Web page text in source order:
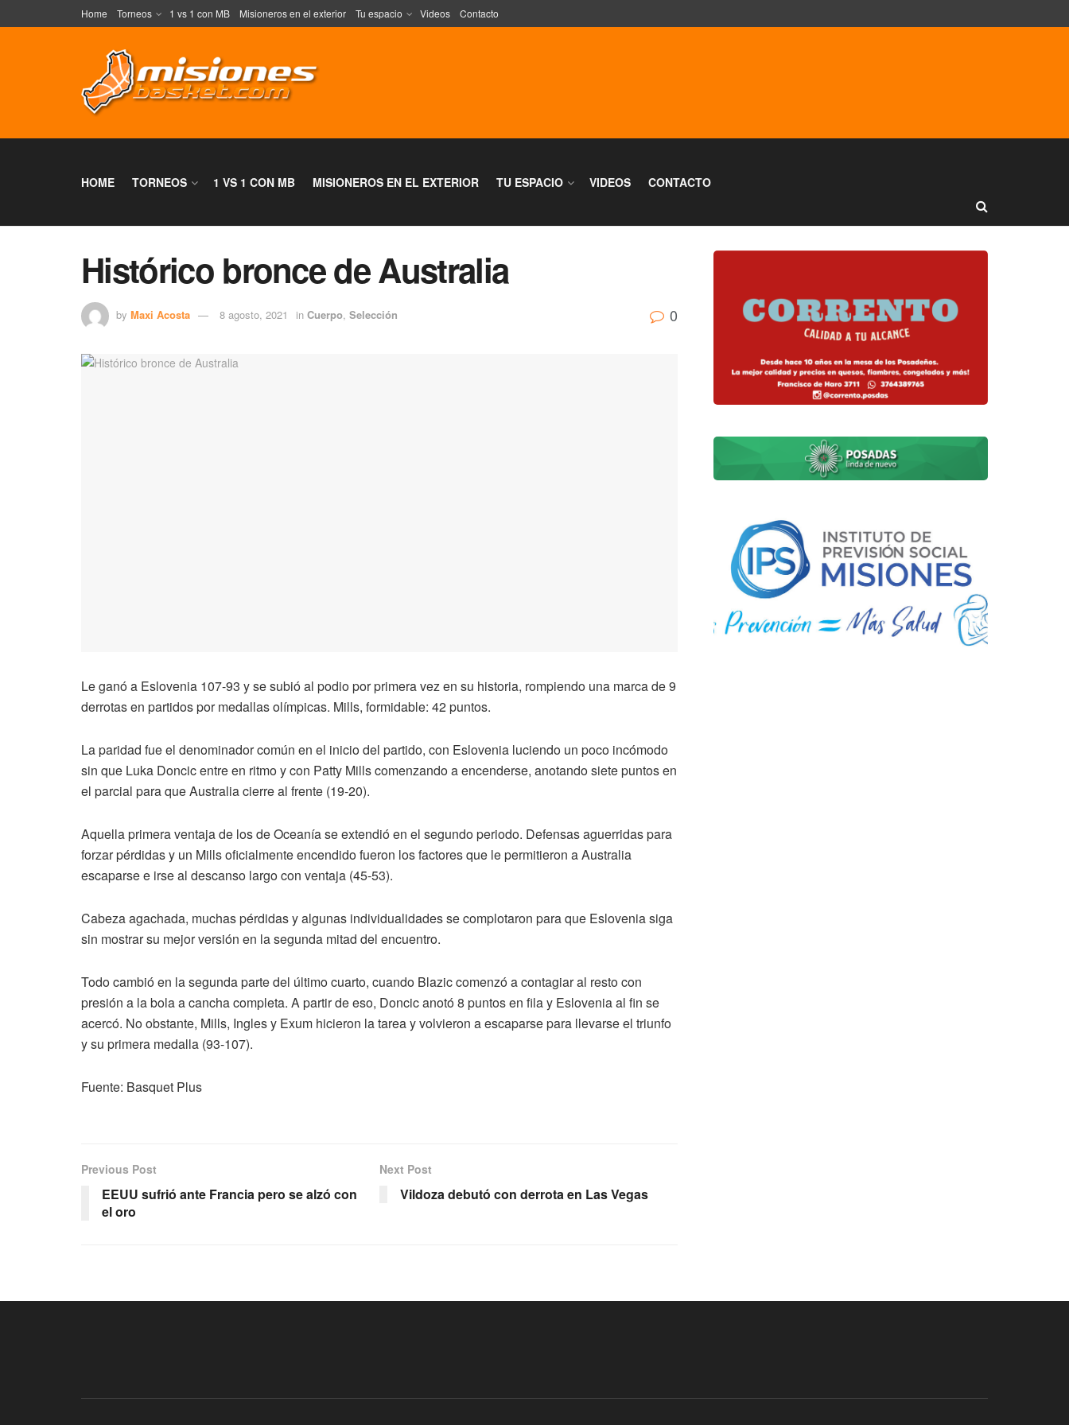
Home Torneos 1 vs 1 con MB Misioneros en el exterior Tu espacio Videos Contacto
HOME TORNEOS 1 VS 1 CON MB MISIONEROS EN EL EXTERIOR TU ESPACIO VIDEOS CONTACTO
Histórico bronce de Australia
by Maxi Acosta 8 agosto, 2021 in Cuerpo, Selección 0
Le ganó a Eslovenia 107-93 y se subió al podio por primera vez en su historia, rompiendo una marca de 9
derrotas en partidos por medallas olímpicas. Mills, formidable: 42 puntos.
La paridad fue el denominador común en el inicio del partido, con Eslovenia luciendo un poco incómodo
sin que Luka Doncic entre en ritmo y con Patty Mills comenzando a encenderse, anotando siete puntos en
el parcial para que Australia cierre al frente (19-20).
Aquella primera ventaja de los de Oceanía se extendió en el segundo periodo. Defensas aguerridas para
forzar pérdidas y un Mills oficialmente encendido fueron los factores que le permitieron a Australia
escaparse e irse al descanso largo con ventaja (45-53).
Cabeza agachada, muchas pérdidas y algunas individualidades se complotaron para que Eslovenia siga
sin mostrar su mejor versión en la segunda mitad del encuentro.
Todo cambió en la segunda parte del último cuarto, cuando Blazic comenzó a contagiar al resto con
presión a la bola a cancha completa. A partir de eso, Doncic anotó 8 puntos en fila y Eslovenia al fin se
acercó. No obstante, Mills, Ingles y Exum hicieron la tarea y volvieron a escaparse para llevarse el triunfo
y su primera medalla (93-107).
Fuente: Basquet Plus
Previous Post
EEUU sufrió ante Francia pero se alzó con
el oro
Next Post
Vildoza debutó con derrota en Las Vegas